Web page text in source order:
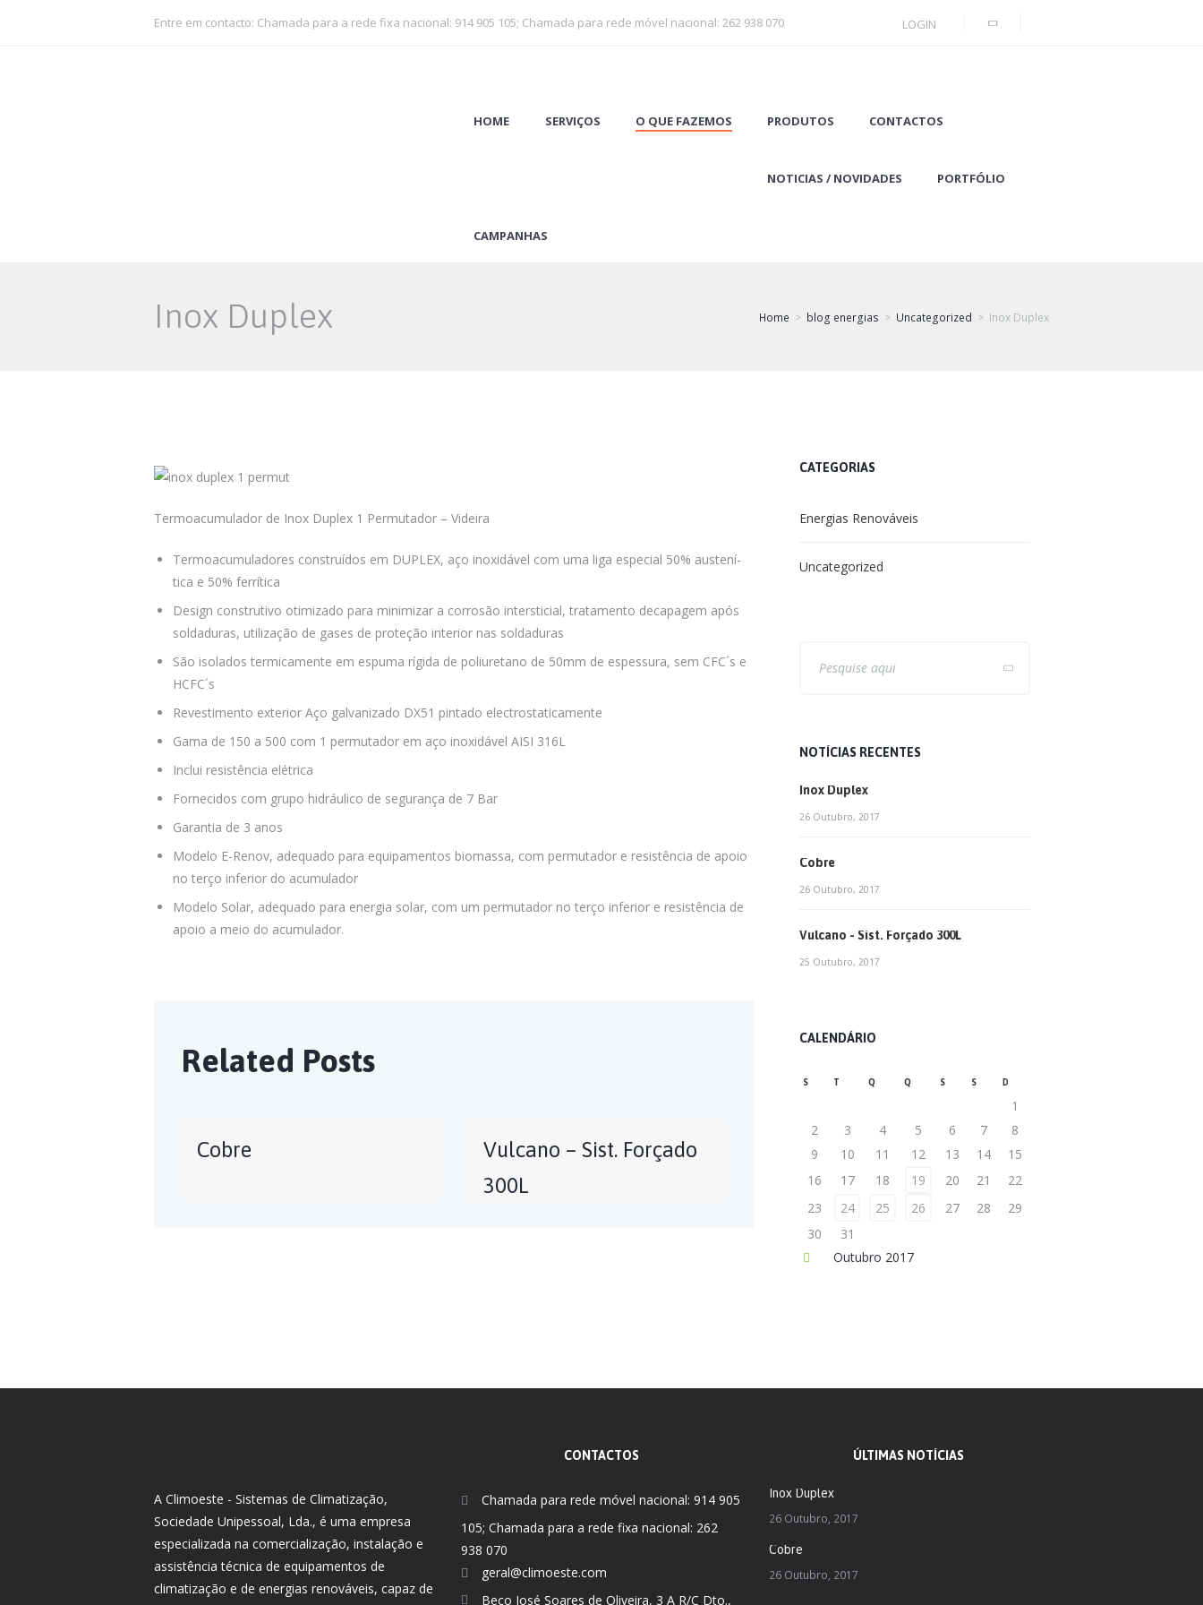
Entre em contacto: Chamada para a rede fixa nacional: 914 905 105; Chamada para rede móvel nacional: 262 938 070 LOGIN
HOME SERVIÇOS O QUE FAZEMOS PRODUTOS CONTACTOS
NOTICIAS / NOVIDADES PORTFÓLIO
CAMPANHAS
Inox Duplex Home blog energias Uncategorized Inox Duplex
Termoacumulador de Inox Duplex 1 Permutador – Videira
Termoacumuladores construí­dos em DUPLEX, aço inoxidável com uma liga especial 50% austení­
tica e 50% ferrí­tica
Design construtivo otimizado para minimizar a corrosão intersticial, tratamento decapagem após
soldaduras, utilização de gases de proteção interior nas soldaduras
São isolados termicamente em espuma rígida de poliuretano de 50mm de espessura, sem CFC´s e
HCFC´s
Revestimento exterior Aço galvanizado DX51 pintado electrostaticamente
Gama de 150 a 500 com 1 permutador em aço inoxidável AISI 316L
Inclui resistência elétrica
Fornecidos com grupo hidráulico de segurança de 7 Bar
Garantia de 3 anos
Modelo E-Renov, adequado para equipamentos biomassa, com permutador e resistência de apoio
no terço inferior do acumulador
Modelo Solar, adequado para energia solar, com um permutador no terço inferior e resistência de
apoio a meio do acumulador.
Related Posts
Cobre
Vulcano – Sist. Forçado
300L
CATEGORIAS
Energias Renováveis
Uncategorized
NOTÍCIAS RECENTES
Inox Duplex
26 Outubro, 2017
Cobre
26 Outubro, 2017
Vulcano - Sist. Forçado 300L
25 Outubro, 2017
CALENDÁRIO
S T Q Q S S D
Outubro 2017
1
2
3 4 5 6 7
8
9
10 11 12 13 14
15
16
17 18 19 20 21
22
23
24 25 26 27 28
29
30
31
A Climoeste - Sistemas de Climatização,
Sociedade Unipessoal, Lda., é uma empresa
especializada na comercialização, instalação e
assistência técnica de equipamentos de
climatização e de energias renováveis, capaz de
CONTACTOS
Chamada para rede móvel nacional: 914 905
105; Chamada para a rede fixa nacional: 262
938 070
geral@climoeste.com
Beco José Soares de Oliveira, 3 A R/C Dto.,
ÚLTIMAS NOTÍCIAS
Inox Duplex
26 Outubro, 2017
Cobre
26 Outubro, 2017